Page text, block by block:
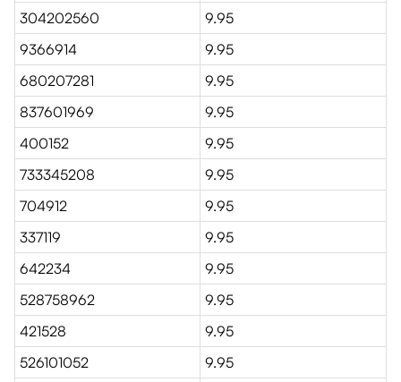
304202560
9.95
9366914
9.95
680207281
9.95
837601969
9.95
400152
9.95
733345208
9.95
704912
9.95
337119
9.95
642234
9.95
528758962
9.95
421528
9.95
526101052
9.95